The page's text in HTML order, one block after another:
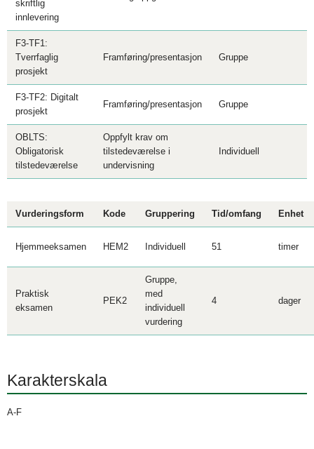
skriftlig
innlevering
F3-TF1:
Tverrfaglig
prosjekt
Framføring/presentasjon Gruppe
F3-TF2: Digitalt
prosjekt
Framføring/presentasjon Gruppe
OBLTS:
Obligatorisk
tilstedeværelse
Oppfylt krav om
tilstedeværelse i
undervisning
Individuell
Vurderingsform Kode Gruppering Tid/omfang Enhet
Hjemmeeksamen HEM2 Individuell 51 timer
Praktisk
eksamen
PEK2
Gruppe,
med
individuell
vurdering
4 dager
Karakterskala
A-F